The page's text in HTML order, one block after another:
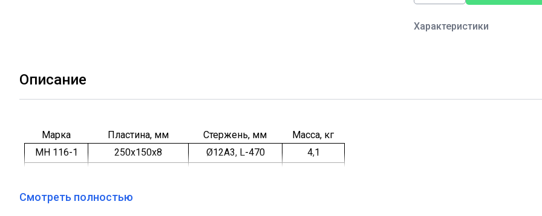
Характеристики
Описание
Марка Пластина, мм Стержень, мм
Масса, кг
МН 116-1
250х150х8 Ø12А3, L-470
4,1
Смотреть полностью